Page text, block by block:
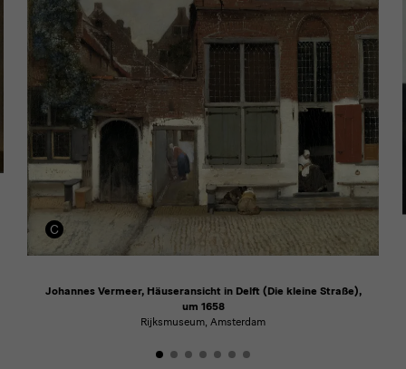
Johannes Vermeer, Häuseransicht in Delft (Die kleine Straße),
um 1658
Rijksmuseum, Amsterdam